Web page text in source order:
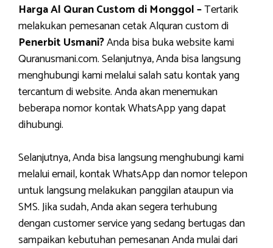
Harga Al Quran Custom di Monggol –Tertarik
melakukan pemesanan cetak Alquran custom di
Penerbit Usmani?Anda bisa buka website kami
Quranusmani.com. Selanjutnya, Anda bisa langsung
menghubungi kami melalui salah satu kontak yang
tercantum di website. Anda akan menemukan
beberapa nomor kontak WhatsApp yang dapat
dihubungi.
Selanjutnya, Anda bisa langsung menghubungi kami
melalui email, kontak WhatsApp dan nomor telepon
untuk langsung melakukan panggilan ataupun via
SMS. Jika sudah, Anda akan segera terhubung
dengan customer service yang sedang bertugas dan
sampaikan kebutuhan pemesanan Anda mulai dari